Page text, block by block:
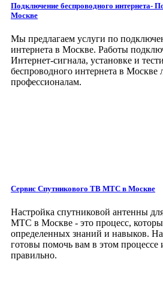
Подключение беспроводного интернета-
Москве
Мы предлагаем услуги по
интернета в Москве. Работы
Интернет-сигнала, установке и
беспроводного интернета в Москве
профессионалам.
Сервис Спутникового ТВ МТС в Москве
Настройка спутниковой антенны
МТС в Москве - это процесс,
определенных знаний и навыков.
готовы помочь вам в этом процессе
правильно.